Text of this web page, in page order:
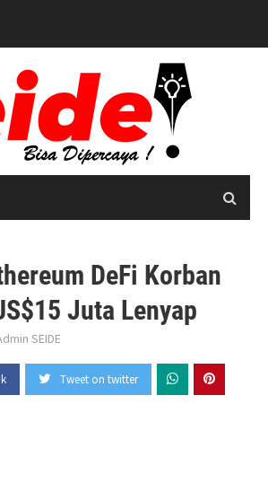
DeFi Korban
Juta Lenyap
SEIDE
Tweet on twitter